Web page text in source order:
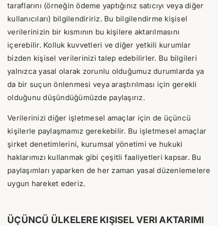
taraflarını (örneğin ödeme yaptığınız satıcıyı veya diğer
kullanıcıları) bilgilendiririz. Bu bilgilendirme kişisel
verilerinizin bir kısmının bu kişilere aktarılmasını
içerebilir. Kolluk kuvvetleri ve diğer yetkili kurumlar
bizden kişisel verilerinizi talep edebilirler. Bu bilgileri
yalnızca yasal olarak zorunlu olduğumuz durumlarda ya
da bir suçun önlenmesi veya araştırılması için gerekli
olduğunu düşündüğümüzde paylaşırız.
Verilerinizi diğer işletmesel amaçlar için de üçüncü
kişilerle paylaşmamız gerekebilir. Bu işletmesel amaçlar
şirket denetimlerini, kurumsal yönetimi ve hukuki
haklarımızı kullanmak gibi çeşitli faaliyetleri kapsar. Bu
paylaşımları yaparken de her zaman yasal düzenlemelere
uygun hareket ederiz.
ÜÇÜNCÜ ÜLKELERE KIŞISEL VERI AKTARIMI